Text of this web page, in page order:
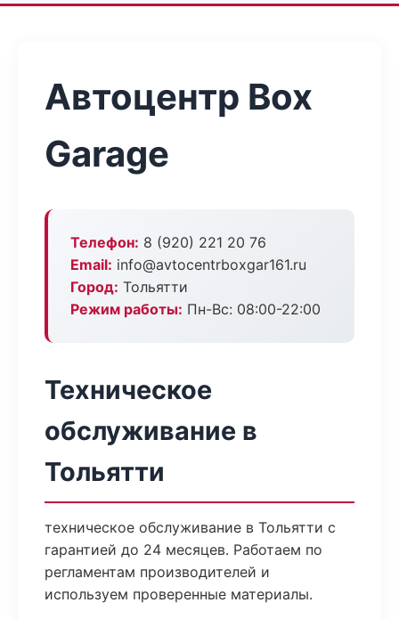
Автоцентр Box
Garage
Телефон: 8 (920) 221 20 76
Email: info@avtocentrboxgar161.ru
Город: Тольятти
Режим работы: Пн-Вс: 08:00-22:00
Техническое
обслуживание в
Тольятти
техническое обслуживание в Тольятти с
гарантией до 24 месяцев. Работаем по
регламентам производителей и
используем проверенные материалы.